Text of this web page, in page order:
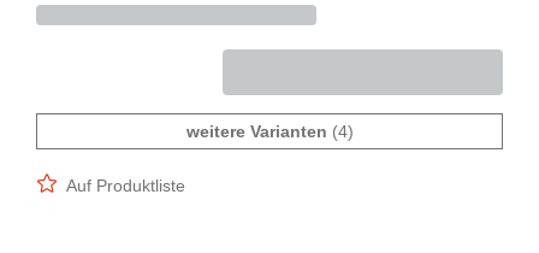
weitere Varianten (4)
Auf Produktliste